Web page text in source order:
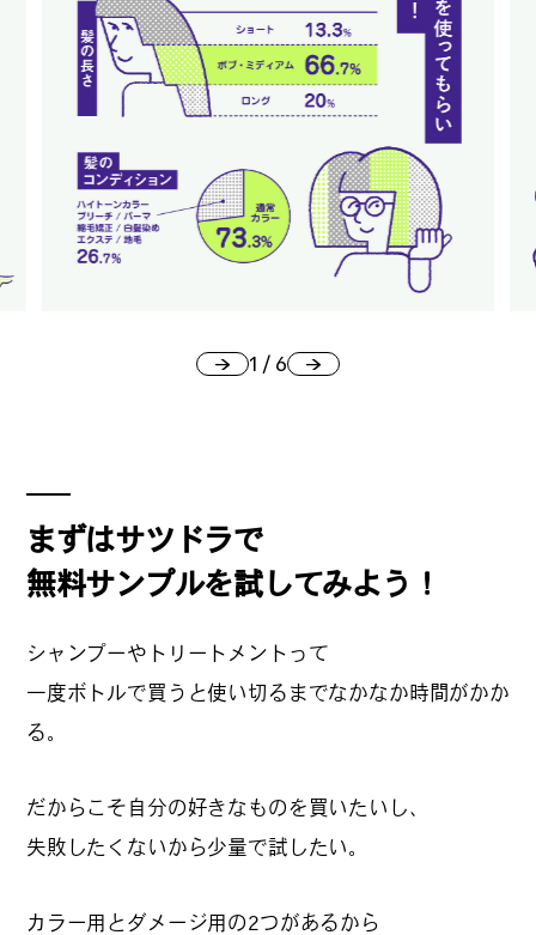
FOLLOW US
JOIN US !
カルチャーマガジン「LAND」編集部と一緒に、いつも
のマチの、一歩先を一緒に探してくれる仲間「サポー
1 / 6
まずはサツドラで
無料サンプルを試してみよう！
シャンプーやトリートメントって
一度ボトルで買うと使い切るまでなかなか時間がかか
る。
だからこそ自分の好きなものを買いたいし、
失敗したくないから少量で試したい。
カラー用とダメージ用の2つがあるから